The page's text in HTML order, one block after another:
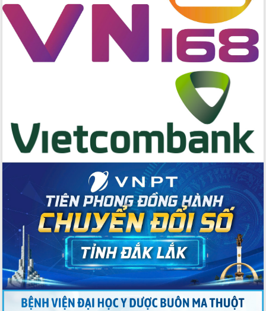
quốc phòng, quân sự địa phương năm
2026
Đắk Lắk tập trung toàn lực khắc phục
tồn tại IUU, sẵn sàng làm việc với
Đoàn thanh tra EC
nước Đà Nông lần thứ I năm 2026
Kỳ họp Chuyên đề lần thứ Năm, HĐND
tỉnh Đắk Lắk thông qua các nghị quyết
Thống nhất danh sách giới thiệu ứng
cử đại biểu Quốc hội khoá XVI và đại
biểu HĐND tỉnh Đắk Lắk, nhiệm kỳ
2026-2031
Phát động hai phong trào thi đua quan
trọng trong kỷ nguyên mới
Hội nghị lần thứ tư Ban Chỉ đạo công
tác bầu cử tỉnh Đắk Lắk
Hội nghị Báo cáo viên Trung ương
tháng 01/2026
Phó Thủ tướng Hồ Quốc Dũng đánh giá